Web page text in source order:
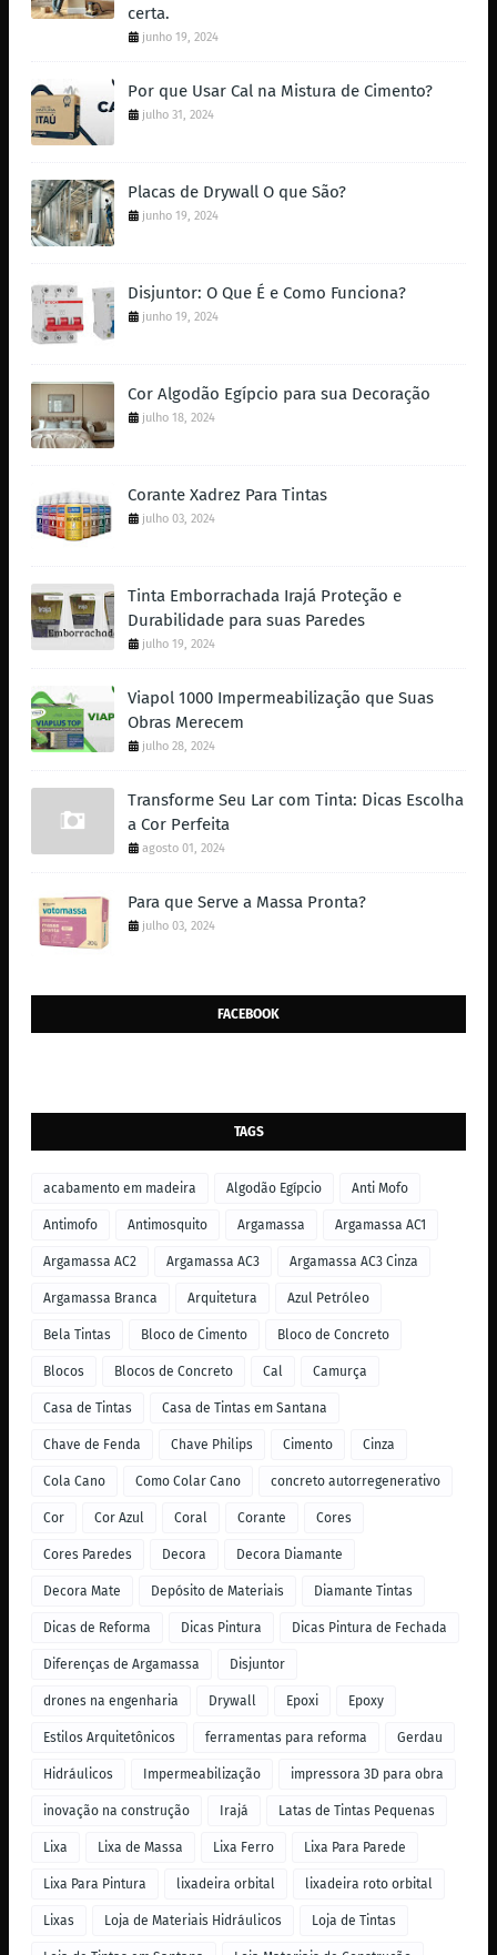
certa.
junho 19, 2024
Por que Usar Cal na Mistura de Cimento?
julho 31, 2024
Placas de Drywall O que São?
junho 19, 2024
Disjuntor: O Que É e Como Funciona?
junho 19, 2024
Cor Algodão Egípcio para sua Decoração
julho 18, 2024
Corante Xadrez Para Tintas
julho 03, 2024
Tinta Emborrachada Irajá Proteção e
Durabilidade para suas Paredes
julho 19, 2024
Viapol 1000 Impermeabilização que Suas
Obras Merecem
julho 28, 2024
Transforme Seu Lar com Tinta: Dicas Escolha
a Cor Perfeita
agosto 01, 2024
Para que Serve a Massa Pronta?
julho 03, 2024
FACEBOOK
TAGS
acabamento em madeira Algodão Egípcio Anti Mofo
Antimofo Antimosquito Argamassa Argamassa AC1
Argamassa AC2 Argamassa AC3 Argamassa AC3 Cinza
Argamassa Branca Arquitetura Azul Petróleo
Bela Tintas Bloco de Cimento Bloco de Concreto
Blocos Blocos de Concreto Cal Camurça
Casa de Tintas Casa de Tintas em Santana
Chave de Fenda Chave Philips Cimento Cinza
Cola Cano Como Colar Cano concreto autorregenerativo
Cor Cor Azul Coral Corante Cores
Cores Paredes Decora Decora Diamante
Decora Mate Depósito de Materiais Diamante Tintas
Dicas de Reforma Dicas Pintura Dicas Pintura de Fechada
Diferenças de Argamassa Disjuntor
drones na engenharia Drywall Epoxi Epoxy
Estilos Arquitetônicos ferramentas para reforma Gerdau
Hidráulicos Impermeabilização impressora 3D para obra
inovação na construção Irajá Latas de Tintas Pequenas
Lixa Lixa de Massa Lixa Ferro Lixa Para Parede
Lixa Para Pintura lixadeira orbital lixadeira roto orbital
Lixas Loja de Materiais Hidráulicos Loja de Tintas